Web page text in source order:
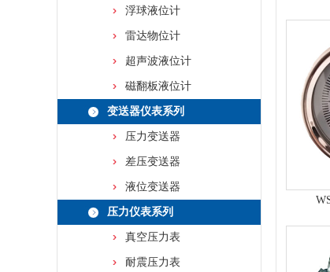
浮球液位计
雷达物位计
超声波液位计
磁翻板液位计
变送器仪表系列
压力变送器
差压变送器
液位变送器
压力仪表系列
真空压力表
耐震压力表